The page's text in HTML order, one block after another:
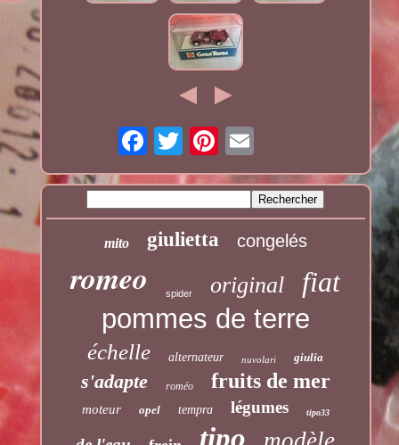
mito giulietta congelés
romeo spider original fiat
pommes de terre
échelle alternateur nuvolari giulia
s'adapte roméo fruits de mer
moteur opel tempra légumes tipo33
tipo